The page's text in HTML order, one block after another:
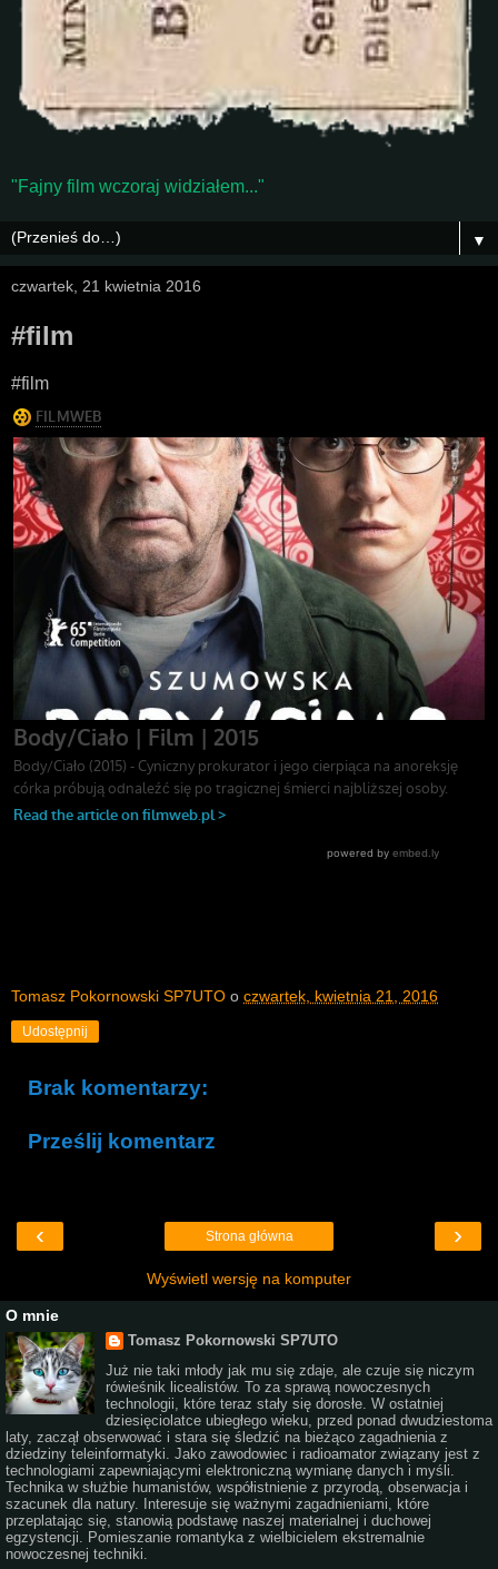
"Fajny film wczoraj widziałem..."
▼
czwartek, 21 kwietnia 2016
#film
#film
Tomasz Pokornowski SP7UTO o czwartek, kwietnia 21, 2016
Udostępnij
Brak komentarzy:
Prześlij komentarz
‹ ›
Strona główna
Wyświetl wersję na komputer
O mnie
Tomasz Pokornowski SP7UTO
Już nie taki młody jak mu się zdaje, ale czuje się niczym
rówieśnik licealistów. To za sprawą nowoczesnych
technologii, które teraz stały się dorosłe. W ostatniej
dziesięciolatce ubiegłego wieku, przed ponad dwudziestoma
laty, zaczął obserwować i stara się śledzić na bieżąco zagadnienia z
dziedziny teleinformatyki. Jako zawodowiec i radioamator związany jest z
technologiami zapewniającymi elektroniczną wymianę danych i myśli.
Technika w służbie humanistów, współistnienie z przyrodą, obserwacja i
szacunek dla natury. Interesuje się ważnymi zagadnieniami, które
przeplatając się, stanowią podstawę naszej materialnej i duchowej
egzystencji. Pomieszanie romantyka z wielbicielem ekstremalnie
nowoczesnej techniki.